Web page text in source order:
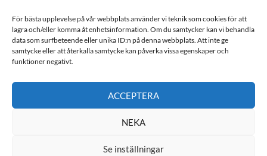
För bästa upplevelse på vår webbplats använder vi teknik som cookies för att
lagra och/eller komma åt enhetsinformation. Om du ​​samtycker kan vi behandla
data som surfbeteende eller unika ID:n på denna webbplats. Att inte ge
samtycke eller att återkalla samtycke kan påverka vissa egenskaper och
funktioner negativt.
ACCEPTERA
NEKA
Se inställningar
INTEGRITETSPOLICY
Hemsida:Helena Andersson Kommunikation, webb & design